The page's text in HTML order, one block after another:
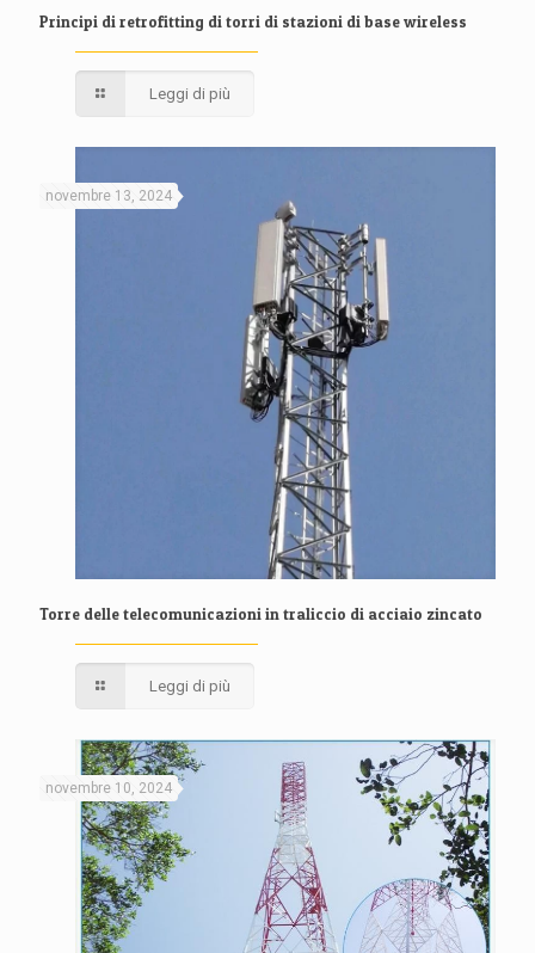
Principi di retrofitting di torri di stazioni di base wireless
Leggi di più
novembre 13, 2024
Torre delle telecomunicazioni in traliccio di acciaio zincato
Leggi di più
novembre 10, 2024